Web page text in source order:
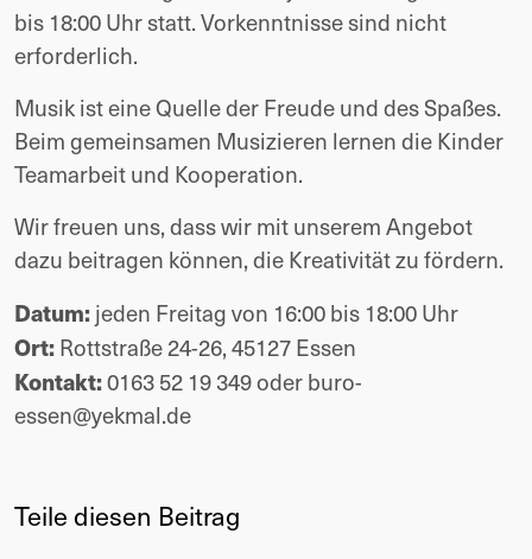
bis 18:00 Uhr statt. Vorkenntnisse sind nicht
erforderlich.
Musik ist eine Quelle der Freude und des Spaßes.
Beim gemeinsamen Musizieren lernen die Kinder
Teamarbeit und Kooperation.
Wir freuen uns, dass wir mit unserem Angebot
dazu beitragen können, die Kreativität zu fördern.
Datum: jeden Freitag von 16:00 bis 18:00 Uhr
Ort: Rottstraße 24-26, 45127 Essen
Kontakt:0163 52 19 349 oder buro-
essen@yekmal.de
Teile diesen Beitrag